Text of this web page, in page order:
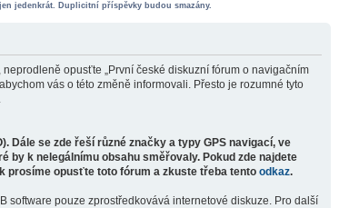
jedenkrát. Duplicitní příspěvky budou smazány.
opusťte „První české diskuzní fórum o navigačním
vás o této změně informovali. Přesto je rozumné tyto
Dále se zde řeší různé značky a typy GPS navigací, ve
by k nelegálnímu obsahu směřovaly. Pokud zde najdete
prosíme opusťte toto fórum a zkuste třeba tento odkaz.
software pouze zprostředkovává internetové diskuze. Pro další